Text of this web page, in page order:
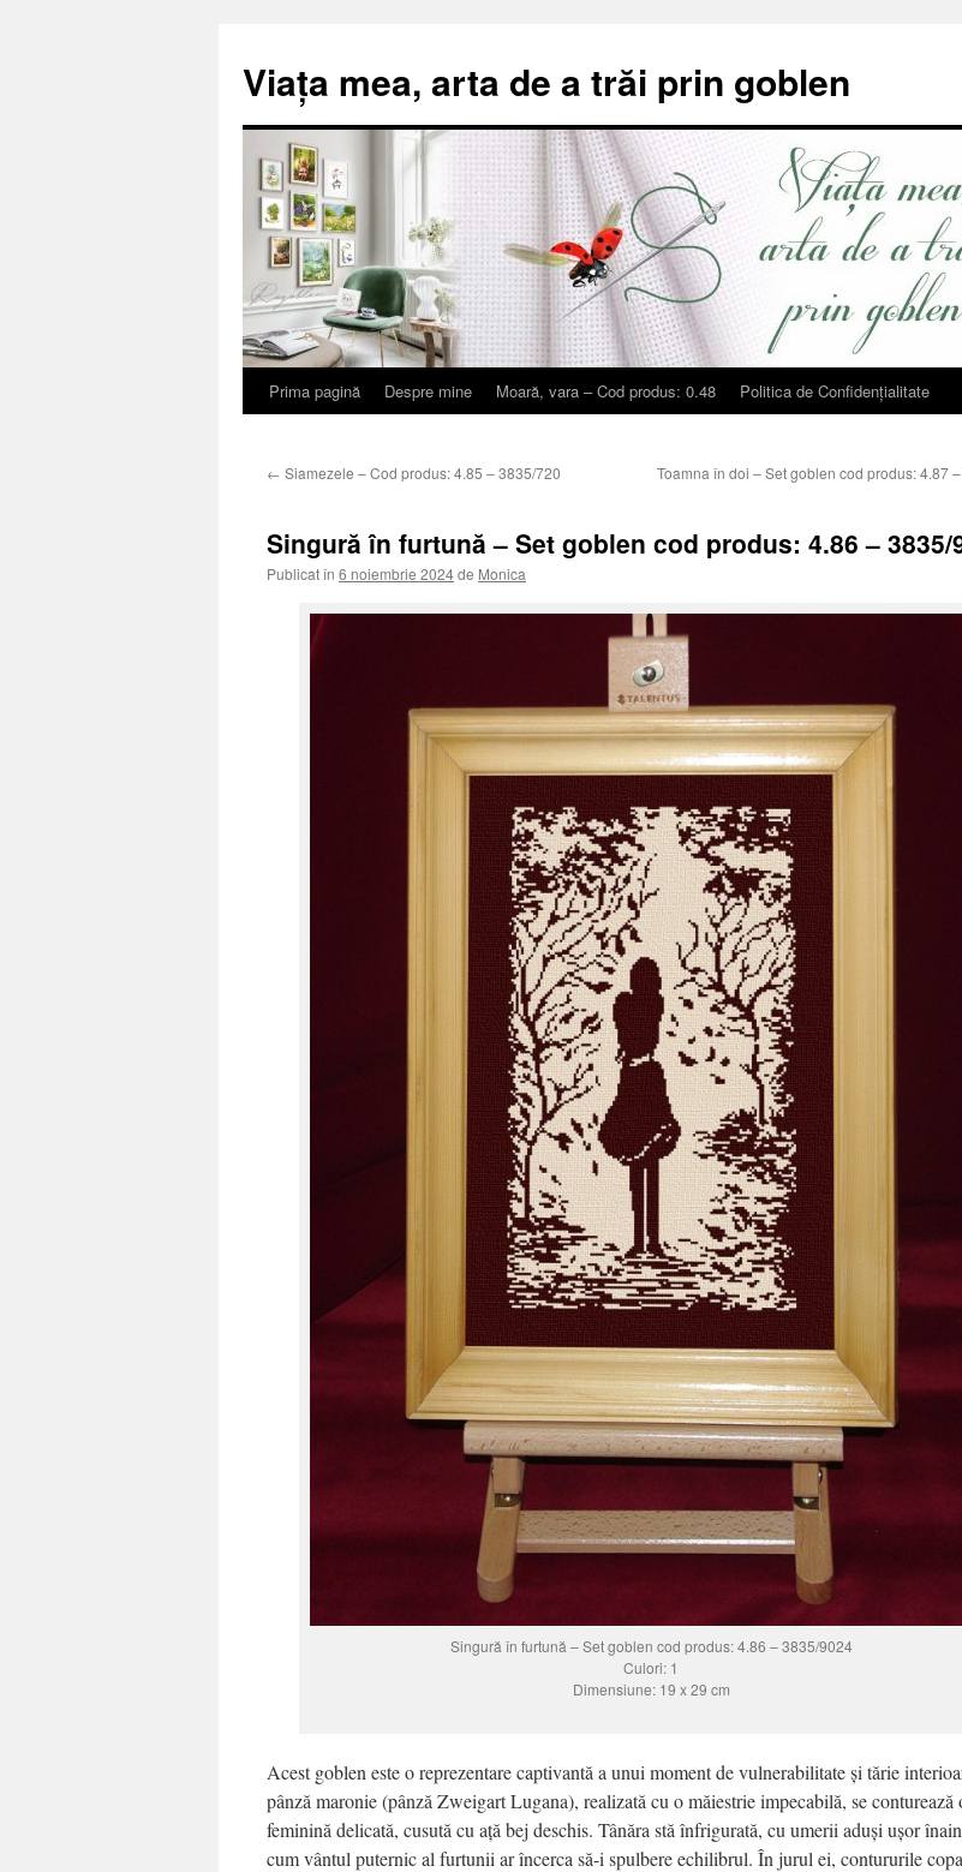
Viața mea, arta de a trăi prin goblen
Sari
conținut
Prima pagină Despre mine Moară, vara – Cod produs: 0.48 Politica de Confidențialitate
← Siamezele – Cod produs: 4.85 – 3835/720
Toamna în doi – Set goblen cod produs: 4.87
Singură în furtună – Set goblen cod produs: 4.86 – 3835/
Publicat în 6 noiembrie 2024de Monica
Singură în furtună – Set goblen cod produs: 4.86 – 3835/9024
Culori: 1
Dimensiune: 19 x 29 cm
Acest goblen este o reprezentare captivantă a unui moment de vulnerabilitate și tărie
pânză maronie (pânză Zweigart Lugana), realizată cu o măiestrie impecabilă, se conturează
feminină delicată, cusută cu ață bej deschis. Tânăra stă înfrigurată, cu umerii aduși ușor
cum vântul puternic al furtunii ar încerca să-i spulbere echilibrul. În jurul ei, contururile